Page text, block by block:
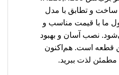
ساخت و تطابق با مدل
ما با قیمت مناسب و
نصب آسان و بهبود
قطعه است. هم‌اکنون
مطمئن لذت ببرید.